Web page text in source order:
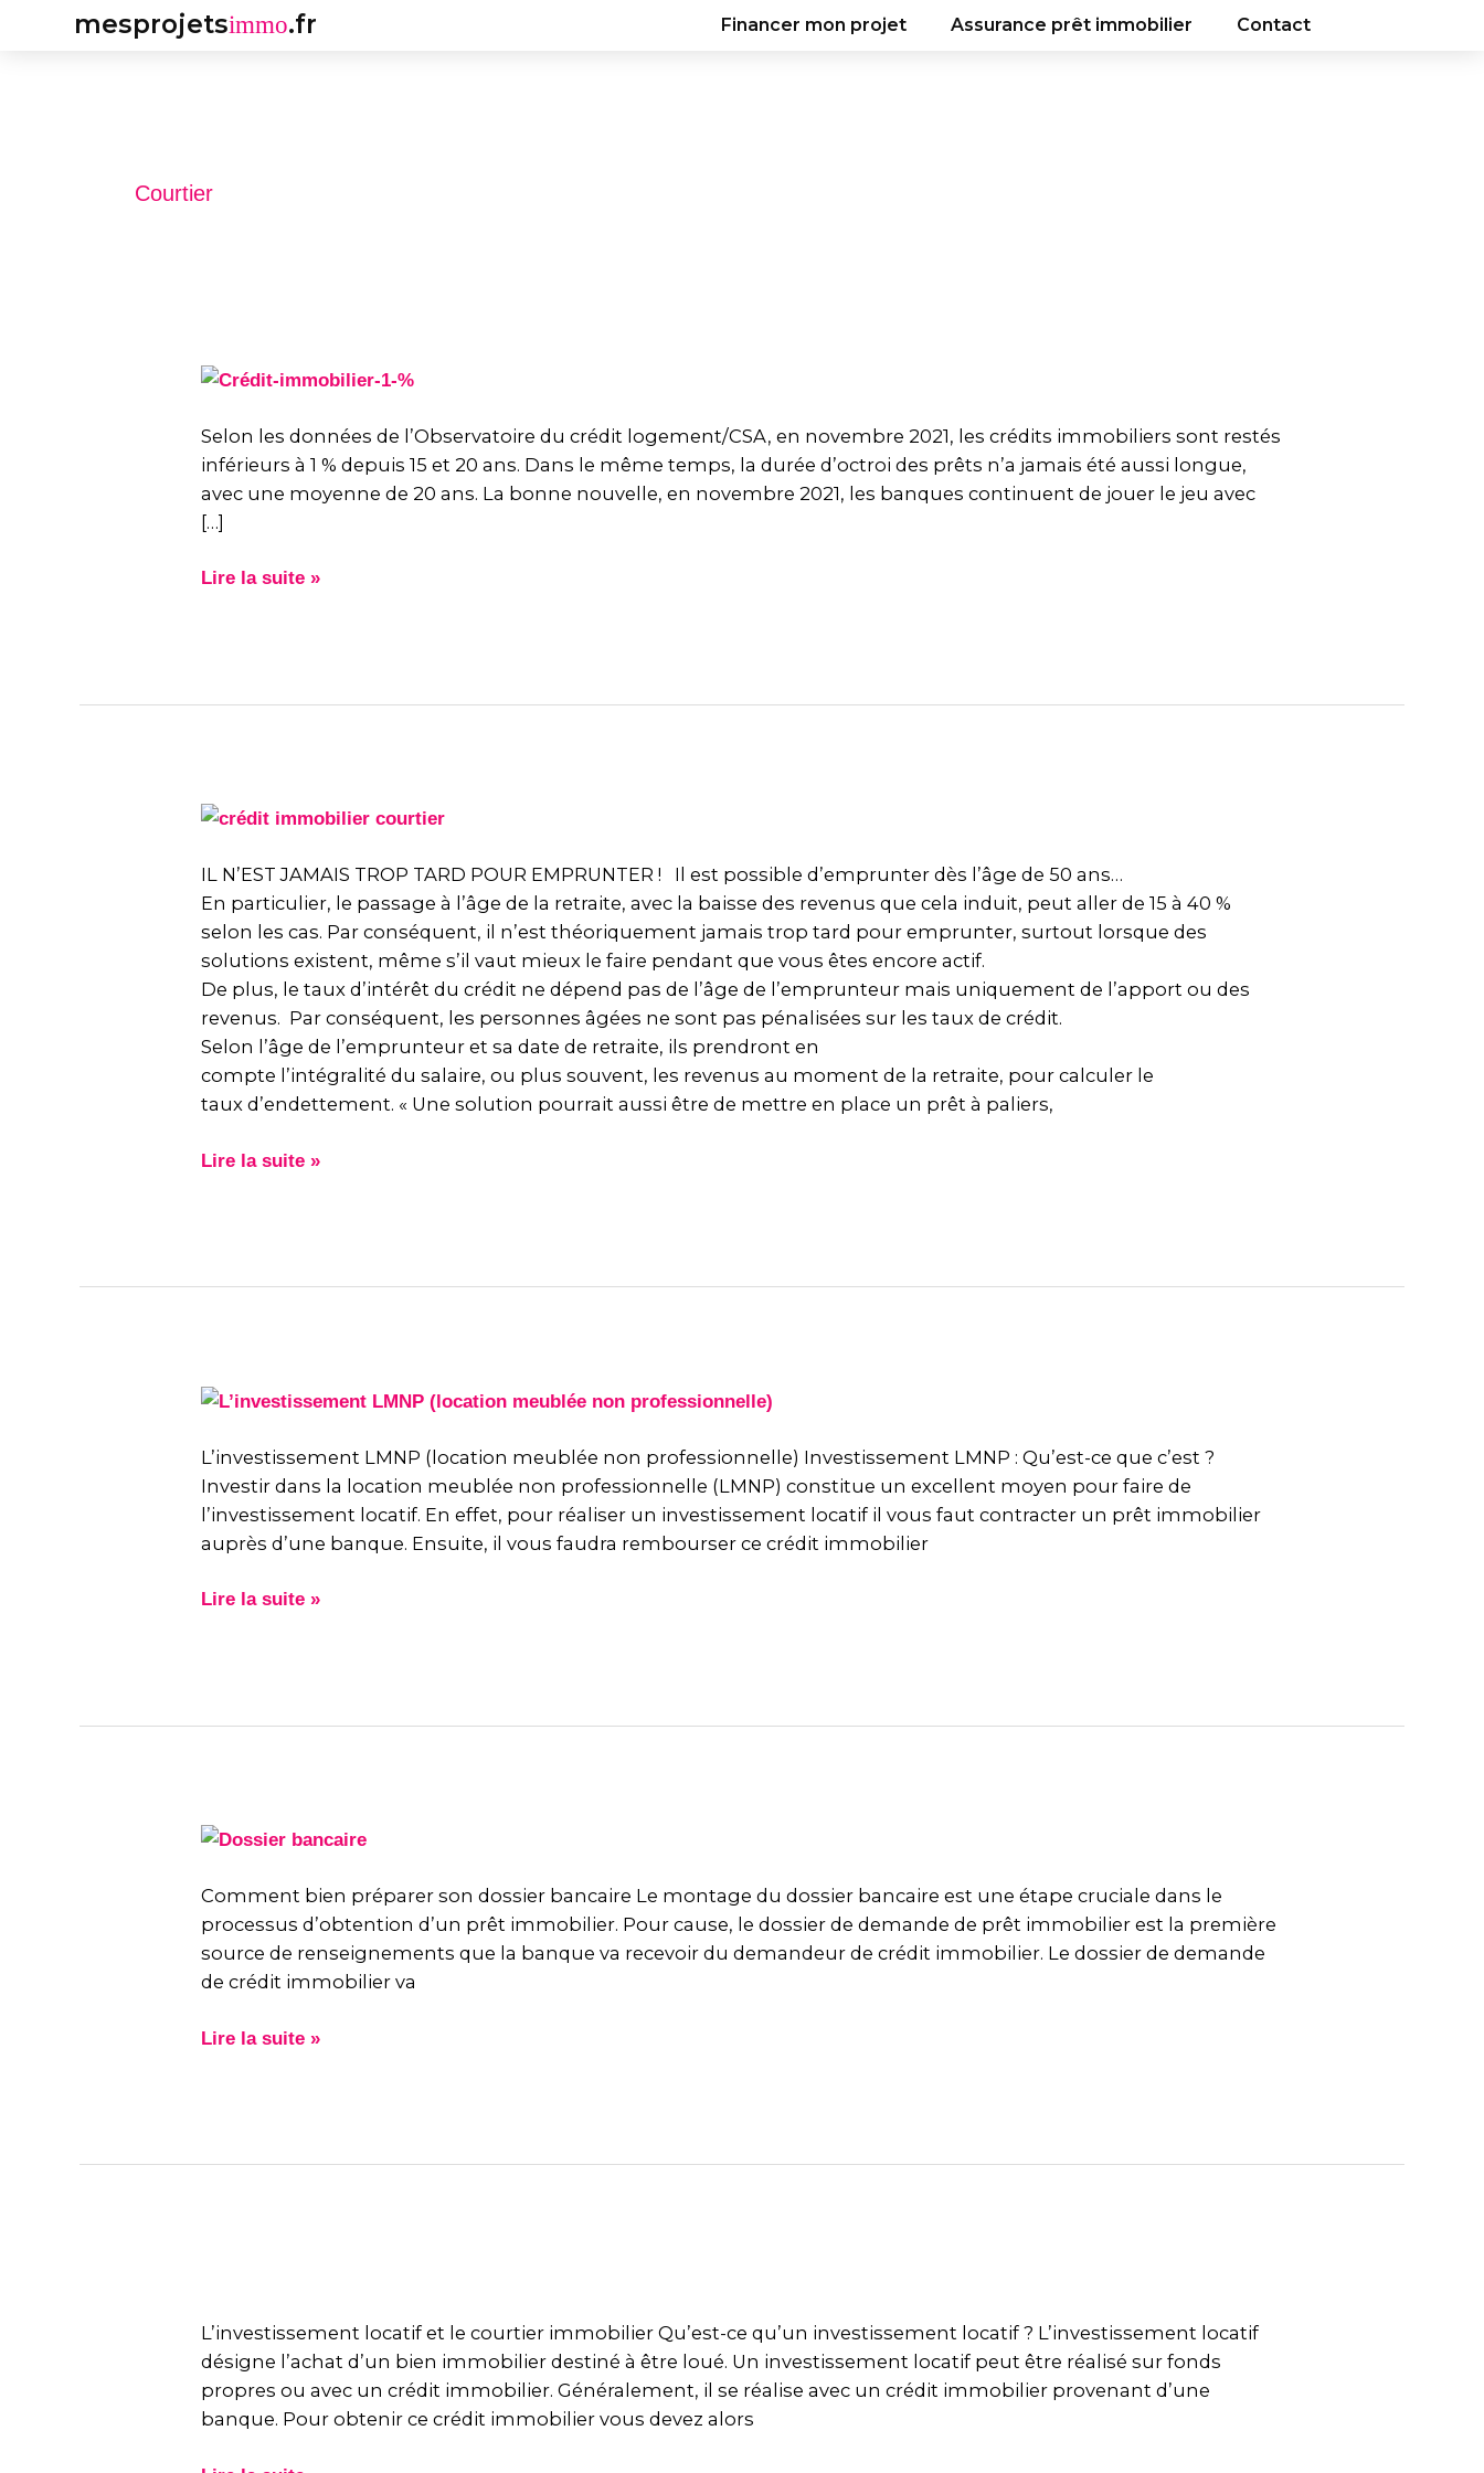
mesprojetsimmo.fr Financer mon projet Assurance prêt immobilier Contact
Courtier
Selon les données de l’Observatoire du crédit logement/CSA, en novembre 2021, les crédits immobiliers sont restés
inférieurs à 1 % depuis 15 et 20 ans. Dans le même temps, la durée d’octroi des prêts n’a jamais été aussi longue,
avec une moyenne de 20 ans. La bonne nouvelle, en novembre 2021, les banques continuent de jouer le jeu avec
[…]
Crédit
:
Taux
d’intérêt
sur
ans
Lire la suite »
IL N’EST JAMAIS TROP TARD POUR EMPRUNTER ! Il est possible d’emprunter dès l’âge de 50 ans…
En particulier, le passage à l’âge de la retraite, avec la baisse des revenus que cela induit, peut aller de 15 à 40 %
selon les cas. Par conséquent, il n’est théoriquement jamais trop tard pour emprunter, surtout lorsque des
solutions existent, même s’il vaut mieux le faire pendant que vous êtes encore actif.
De plus, le taux d’intérêt du crédit ne dépend pas de l’âge de l’emprunteur mais uniquement de l’apport ou des
revenus. Par conséquent, les personnes âgées ne sont pas pénalisées sur les taux de crédit.
Selon l’âge de l’emprunteur et sa date de retraite, ils prendront en
compte l’intégralité du salaire, ou plus souvent, les revenus au moment de la retraite, pour calculer le
taux d’endettement. « Une solution pourrait aussi être de mettre en place un prêt à paliers,
IL
JAMAIS
TROP
TARD
POUR
EMPRUNTER
!
Lire la suite »
L’investissement LMNP (location meublée non professionnelle) Investissement LMNP : Qu’est-ce que c’est ?
Investir dans la location meublée non professionnelle (LMNP) constitue un excellent moyen pour faire de
l’investissement locatif. En effet, pour réaliser un investissement locatif il vous faut contracter un prêt immobilier
auprès d’une banque. Ensuite, il vous faudra rembourser ce crédit immobilier
L’investissement
(location
meublée
non
professionnelle)
Lire la suite »
Comment bien préparer son dossier bancaire Le montage du dossier bancaire est une étape cruciale dans le
processus d’obtention d’un prêt immobilier. Pour cause, le dossier de demande de prêt immobilier est la première
source de renseignements que la banque va recevoir du demandeur de crédit immobilier. Le dossier de demande
de crédit immobilier va
Comment
préparer
son
dossier
bancaire
Lire la suite »
L’investissement locatif et le courtier immobilier Qu’est-ce qu’un investissement locatif ? L’investissement locatif
désigne l’achat d’un bien immobilier destiné à être loué. Un investissement locatif peut être réalisé sur fonds
propres ou avec un crédit immobilier. Généralement, il se réalise avec un crédit immobilier provenant d’une
banque. Pour obtenir ce crédit immobilier vous devez alors
et
le
courtier
immobilier